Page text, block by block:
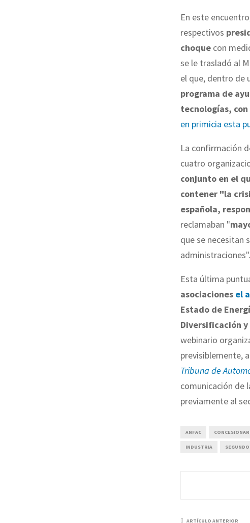
En este
respectivos
choque con
se le trasladó al
el que, dentro de
programa de
tecnologías,
en primicia esta
La confirmación
cuatro
conjunto en el
contener "la
española,
reclamaban "
que se necesitan
administraciones".
Esta última
asociaciones el
Estado de
Diversificación
webinario
previsiblemente, a
Tribuna de
comunicación de
previamente al
ANFAC
INDUSTRIA
ARTÍCULO ANTERIOR